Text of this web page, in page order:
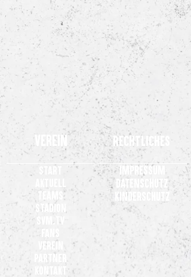
Verein Rechtliches
Start
Aktuell
Stadion
SVM.TV
Fans
Verein
Partner
Kontakt
Impressum
Datenschutz
Kinderschutz